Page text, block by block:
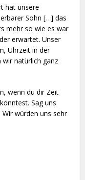
hat unsere
Sohn […] das
mehr so wie es war
erwartet. Unser
Uhrzeit in der
wir natürlich ganz
wenn du dir Zeit
Sag uns
würden uns sehr